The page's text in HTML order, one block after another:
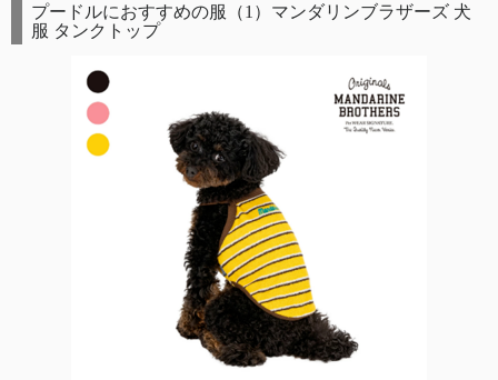
プードルにおすすめの服（1）マンダリンブラザーズ 犬
服 タンクトップ